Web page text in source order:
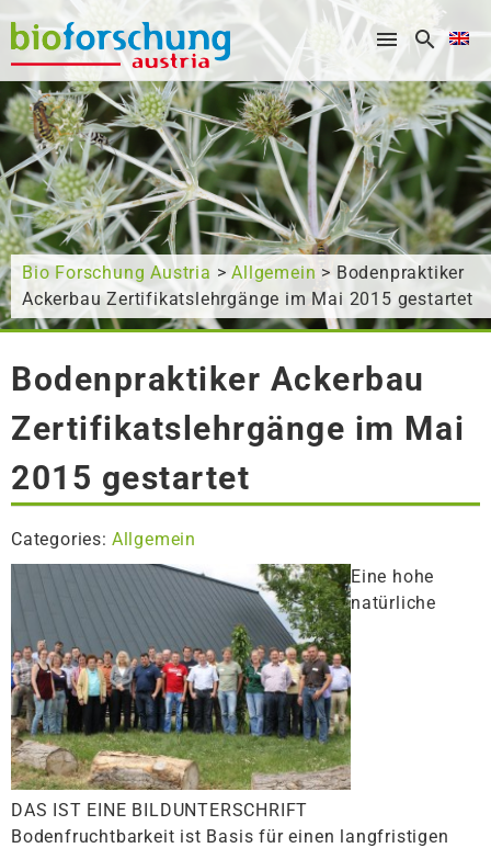
What are you looking for?
Bio Forschung Austria >Allgemein > Bodenpraktiker
Ackerbau Zertifikatslehrgänge im Mai 2015 gestartet
Bodenpraktiker Ackerbau
Zertifikatslehrgänge im Mai
2015 gestartet
Categories: Allgemein
DAS IST EINE BILDUNTERSCHRIFT
Eine hohe
natürliche
Bodenfruchtbarkeit ist Basis für einen langfristigen